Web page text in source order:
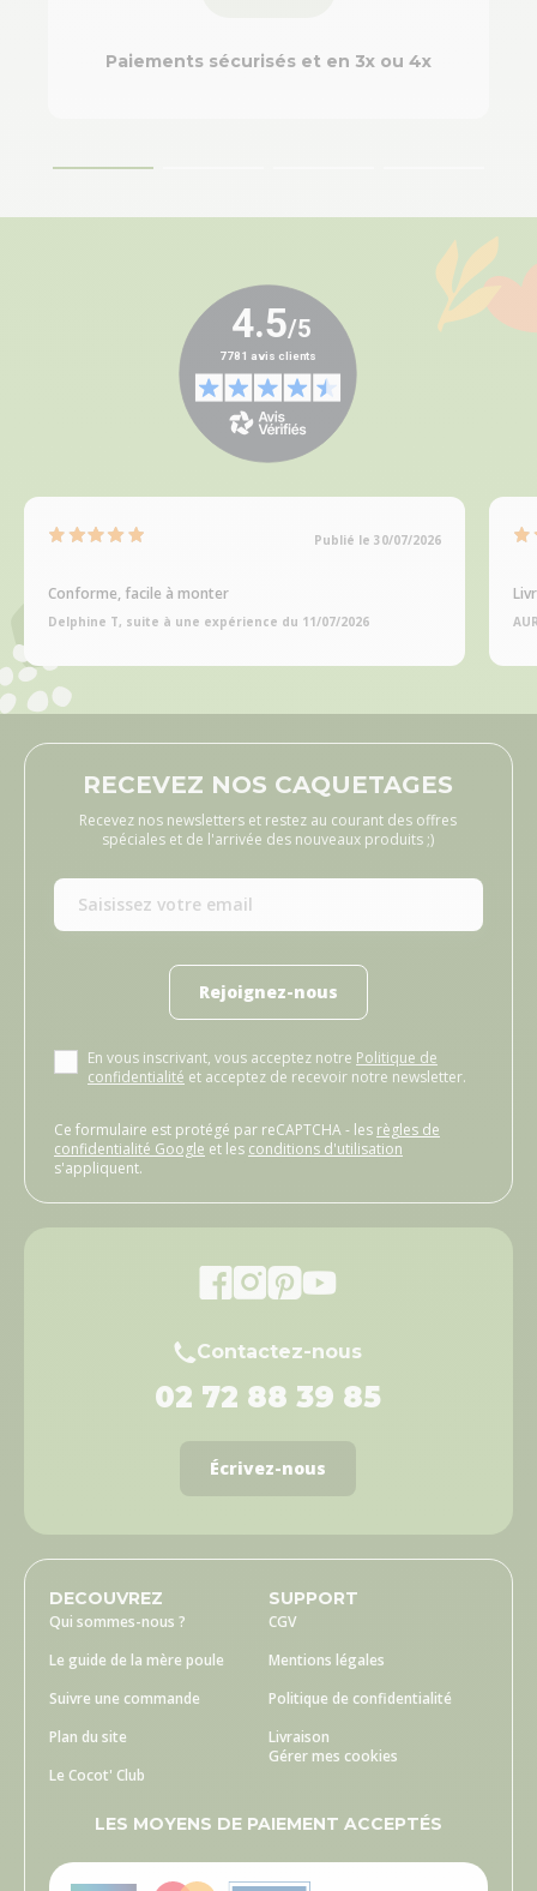
Paiements sécurisés et en 3x ou 4x
Publié le 30/07/2026
Conforme, facile à monter
Delphine T, suite à une expérience du 11/07/2026
RECEVEZ NOS CAQUETAGES
Recevez nos newsletters et restez au courant des offres
spéciales et de l'arrivée des nouveaux produits ;)
Rejoignez-nous
En vous inscrivant, vous acceptez notre Politique de
confidentialité et acceptez de recevoir notre newsletter.
Ce formulaire est protégé par reCAPTCHA - les règles de
confidentialité Google et les conditions d'utilisation
s'appliquent.
Contactez-nous
02 72 88 39 85
Écrivez-nous
DECOUVREZ
Qui sommes-nous ?
Le guide de la mère poule
Suivre une commande
Plan du site
Le Cocot' Club
SUPPORT
CGV
Mentions légales
Politique de confidentialité
Livraison
Gérer mes cookies
LES MOYENS DE PAIEMENT ACCEPTÉS